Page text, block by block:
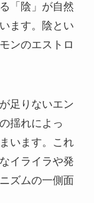
「陰」が自然
ます。陰とい
ンのエストロ
足りないエン
揺れによっ
います。これ
イライラや発
ズムの一側面